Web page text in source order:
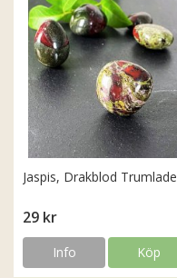
Jaspis, Drakblod Trumlade
29 kr
Info Köp